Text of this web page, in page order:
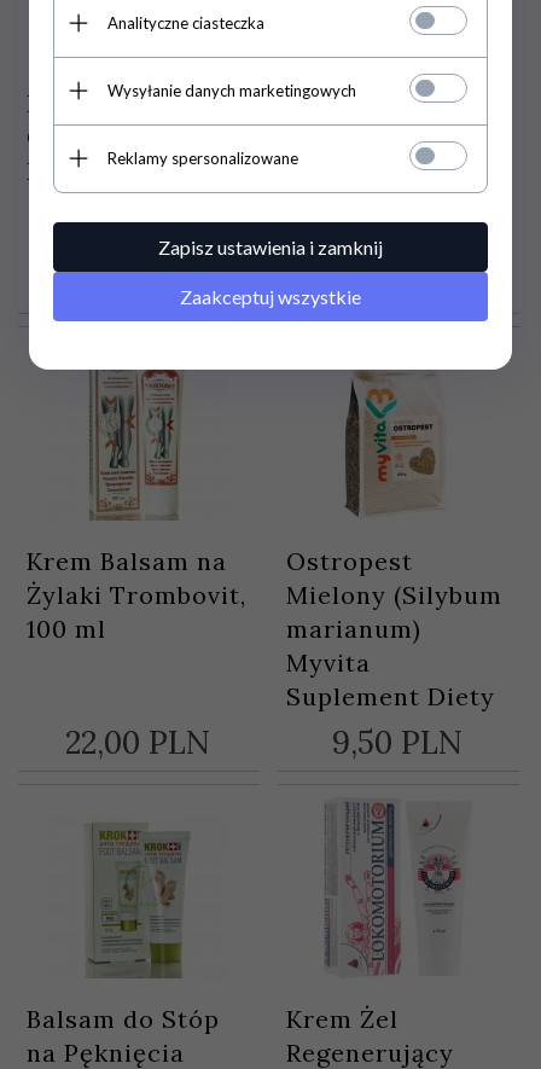
Balsam do Nóg na
Ostrogę Piętową
Krokmed, 75 ml
28,00 PLN
Olejek Pichtowy
(Jodłowy), 100%
Naturalny,
20,00 PLN
Krem Balsam na
Żylaki Trombovit,
100 ml
22,00 PLN
Ostropest
Mielony (Silybum
marianum)
Myvita
Suplement Diety
9,50 PLN
Balsam do Stóp
na Pęknięcia
Krem Żel
Regenerujący
Analityczne ciasteczka
Wysyłanie danych marketingowych
Reklamy spersonalizowane
Zapisz ustawienia i zamknij
Zaakceptuj wszystkie